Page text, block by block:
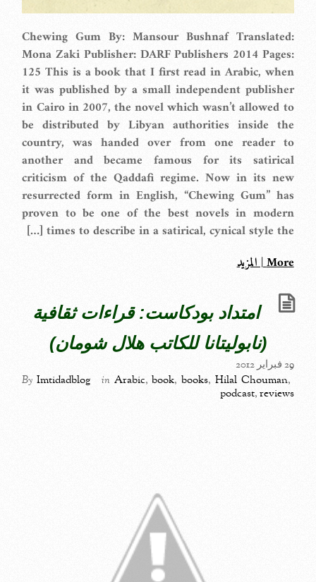
Chewing Gum By: Mansour Bushnaf Translated:
Mona Zaki Publisher: DARF Publishers 2014 Pages:
125 This is a book that I first read in Arabic, when
it was published by a small independent publisher
in Cairo in 2007, the novel which wasn’t allowed to
be distributed by Libyan authorities inside the
country, was handed over from one reader to
another and became famous for its satirical
criticism of the Qaddafi regime. Now in its new
resurrected form in English, “Chewing Gum” has
proven to be one of the best novels in modern
times to describe in a satirical, cynical style the […]
More | المزيد
امتداد بودكاست: قراءات ثقافية
(نابوليتانا للكاتب هلال شومان)
29 فبراير 2012
By Imtidadblog in Arabic,book,books, Hilal Chouman,
podcast,reviews